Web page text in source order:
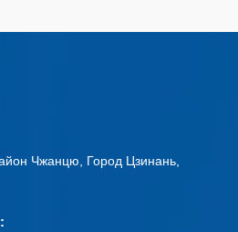
Чжанцю, Город Цзинань,